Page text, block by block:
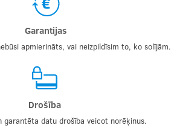
Garantijas
apmierināts, vai neizpildīsim to, ko solījām.
Drošība
garantēta datu drošība veicot norēķinus.